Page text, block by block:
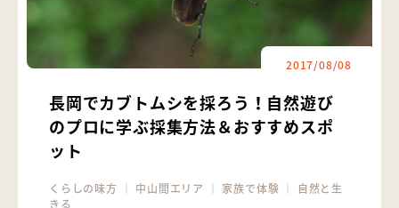
2017/08/08
長岡でカブトムシを採ろう！自然遊び
のプロに学ぶ採集方法＆おすすめスポ
ット
くらしの味方 ｜ 中山間エリア ｜ 家族で体験 ｜
自然と生
きる